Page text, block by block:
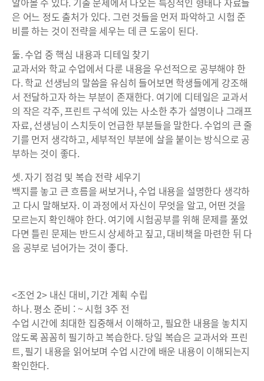
은 어느 정도 출처가 있다. 그런 것들을 먼저 파악하고 시험 준
비를 하는 것이 전략을 세우는 데 큰 도움이 된다.
둘. 수업 중 핵심 내용과 디테일 찾기
교과서와 학교 수업에서 다룬 내용을 우선적으로 공부해야 한
다. 학교 선생님의 말씀을 유심히 들어보면 학생들에게 강조해
서 전달하고자 하는 부분이 존재한다. 여기에 디테일은 교과서
의 작은 각주, 프린트 구석에 있는 사소한 추가 설명이나 그래프
자료, 선생님이 스치듯이 언급한 부분들을 말한다. 수업의 큰 줄
기를 먼저 생각하고, 세부적인 부분에 살을 붙이는 방식으로 공
부하는 것이 좋다.
셋. 자기 점검 및 복습 전략 세우기
백지를 놓고 큰 흐름을 써보거나, 수업 내용을 설명한다 생각하
고 다시 말해보자. 이 과정에서 자신이 무엇을 알고, 어떤 것을
모르는지 확인해야 한다. 여기에 시험공부를 위해 문제를 풀었
다면 틀린 문제는 반드시 상세하고 짚고, 대비책을 마련한 뒤 다
음 공부로 넘어가는 것이 좋다.
<조언 2> 내신 대비, 기간 계획 수립
하나. 평소 준비 : ~ 시험 3주 전
수업 시간에 최대한 집중해서 이해하고, 필요한 내용을 놓치지
않도록 꼼꼼히 필기하고 복습한다. 당일 복습은 교과서와 프린
트, 필기 내용을 읽어보며 수업 시간에 배운 내용이 이해되는지
확인한다.